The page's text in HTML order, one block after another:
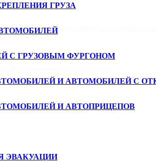
ЕкатеринбургИжевск
ЧебоксарыЧелябинск
ГРУЗА
С ГРУЗОВЫМ ФУРГОНОМ
И АВТОМОБИЛЕЙ С
И АВТОПРИЦЕПОВ
ЭВАКУАЦИИ
алюминиевой рейки EBTF001